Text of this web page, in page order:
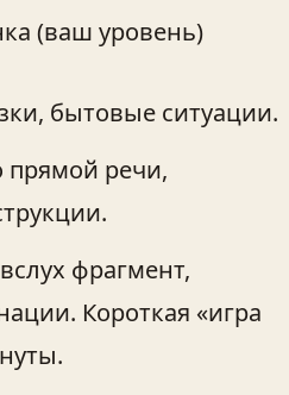
(ваш уровень)
бытовые ситуации.
прямой речи,
фрагмент,
Короткая «игра